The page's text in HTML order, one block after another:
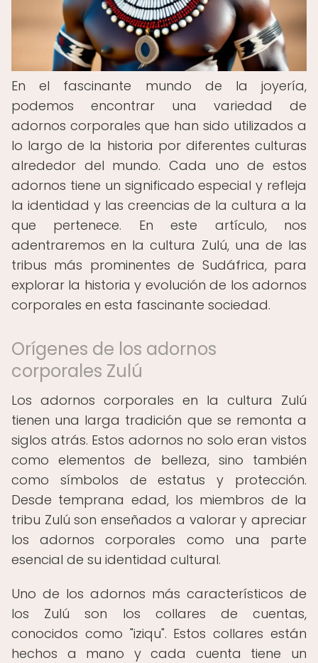
En el fascinante mundo de la joyería,
podemos encontrar una variedad de
adornos corporales que han sido utilizados a
lo largo de la historia por diferentes culturas
alrededor del mundo. Cada uno de estos
adornos tiene un significado especial y refleja
la identidad y las creencias de la cultura a la
que pertenece. En este artículo, nos
adentraremos en la cultura Zulú, una de las
tribus más prominentes de Sudáfrica, para
explorar la historia y evolución de los adornos
corporales en esta fascinante sociedad.
Orígenes de los adornos
corporales Zulú
Los adornos corporales en la cultura Zulú
tienen una larga tradición que se remonta a
siglos atrás. Estos adornos no solo eran vistos
como elementos de belleza, sino también
como símbolos de estatus y protección.
Desde temprana edad, los miembros de la
tribu Zulú son enseñados a valorar y apreciar
los adornos corporales como una parte
esencial de su identidad cultural.
Uno de los adornos más característicos de
los Zulú son los collares de cuentas,
conocidos como "iziqu". Estos collares están
hechos a mano y cada cuenta tiene un